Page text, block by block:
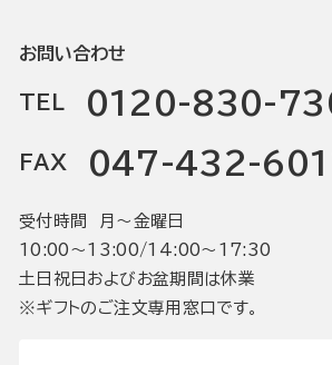
お問い合わせ
TEL 0120-830-
FAX 047-432-
受付時間 月〜金曜日
10:00〜13:00/14:00〜17:30
土日祝日およびお盆期間は休業
※ギフトのご注文専用窓口です。